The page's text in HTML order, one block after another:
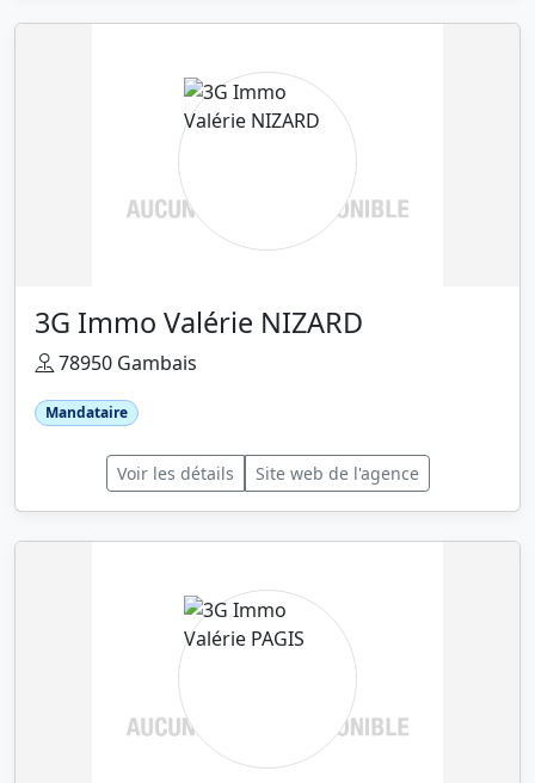
3G Immo Valérie NIZARD
78950 Gambais
Mandataire
Voir les détails Site web de l'agence